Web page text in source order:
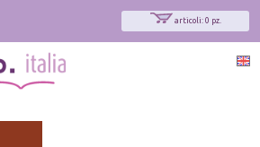
articoli: 0 pz.